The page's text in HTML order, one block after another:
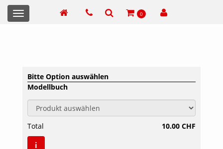
0
Toggle
navigation
Bitte Option auswählen
Modellbuch
Total 10.00 CHF
i